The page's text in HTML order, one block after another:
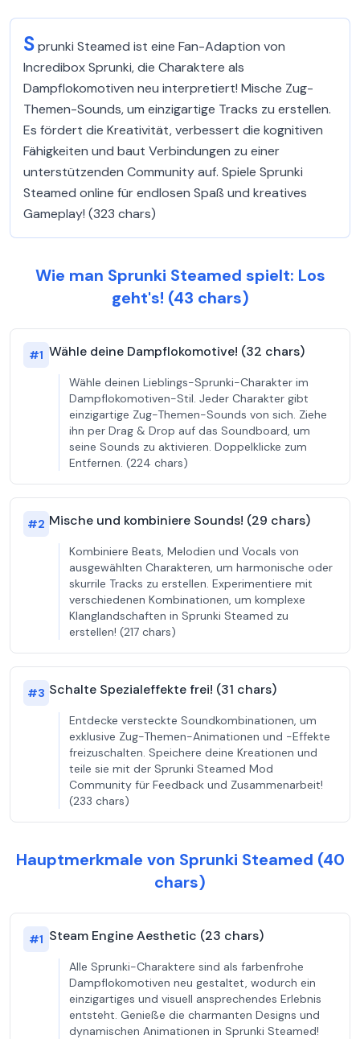
Sprunki Steamed ist eine Fan-Adaption von
Incredibox Sprunki, die Charaktere als
Dampflokomotiven neu interpretiert! Mische Zug-
Themen-Sounds, um einzigartige Tracks zu erstellen.
Es fördert die Kreativität, verbessert die kognitiven
Fähigkeiten und baut Verbindungen zu einer
unterstützenden Community auf. Spiele Sprunki
Steamed online für endlosen Spaß und kreatives
Gameplay! (323 chars)
Wie man Sprunki Steamed spielt: Los
geht's! (43 chars)
#1 Wähle deine Dampflokomotive! (32 chars)
Wähle deinen Lieblings-Sprunki-Charakter im
Dampflokomotiven-Stil. Jeder Charakter gibt
einzigartige Zug-Themen-Sounds von sich. Ziehe
ihn per Drag & Drop auf das Soundboard, um
seine Sounds zu aktivieren. Doppelklicke zum
Entfernen. (224 chars)
#2 Mische und kombiniere Sounds! (29 chars)
Kombiniere Beats, Melodien und Vocals von
ausgewählten Charakteren, um harmonische oder
skurrile Tracks zu erstellen. Experimentiere mit
verschiedenen Kombinationen, um komplexe
Klanglandschaften in Sprunki Steamed zu
erstellen! (217 chars)
#3 Schalte Spezialeffekte frei! (31 chars)
Entdecke versteckte Soundkombinationen, um
exklusive Zug-Themen-Animationen und -Effekte
freizuschalten. Speichere deine Kreationen und
teile sie mit der Sprunki Steamed Mod
Community für Feedback und Zusammenarbeit!
(233 chars)
Hauptmerkmale von Sprunki Steamed (40
chars)
#1 Steam Engine Aesthetic (23 chars)
Alle Sprunki-Charaktere sind als farbenfrohe
Dampflokomotiven neu gestaltet, wodurch ein
einzigartiges und visuell ansprechendes Erlebnis
entsteht. Genieße die charmanten Designs und
dynamischen Animationen in Sprunki Steamed!